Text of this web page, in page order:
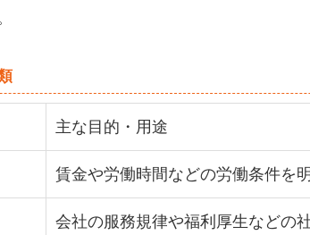
主な目的・用途
賃金や労働時間などの労働条件を
会社の服務規律や福利厚生などの